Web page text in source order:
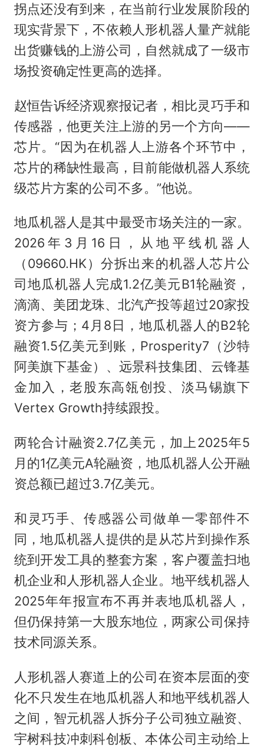
拐点还没有到来，在当前行业发展阶段的
现实背景下，不依赖人形机器人量产就能
出货赚钱的上游公司，自然就成了一级市
场投资确定性更高的选择。
赵恒告诉经济观察报记者，相比灵巧手和
传感器，他更关注上游的另一个方向——
芯片。“因为在机器人上游各个环节中，
芯片的稀缺性最高，目前能做机器人系统
级芯片方案的公司不多。”他说。
地瓜机器人是其中最受市场关注的一家。
2026年3月16日，从地平线机器人
（09660.HK）分拆出来的机器人芯片公
司地瓜机器人完成1.2亿美元B1轮融资，
滴滴、美团龙珠、北汽产投等超过20家投
资方参与；4月8日，地瓜机器人的B2轮
融资1.5亿美元到账，Prosperity7（沙特
阿美旗下基金）、远景科技集团、云锋基
金加入，老股东高瓴创投、淡马锡旗下
Vertex Growth持续跟投。
两轮合计融资2.7亿美元，加上2025年5
月的1亿美元A轮融资，地瓜机器人公开融
资总额已超过3.7亿美元。
和灵巧手、传感器公司做单一零部件不
同，地瓜机器人提供的是从芯片到操作系
统到开发工具的整套方案，客户覆盖扫地
机企业和人形机器人企业。地平线机器人
2025年年报宣布不再并表地瓜机器人，
但仍保持第一大股东地位，两家公司保持
技术同源关系。
人形机器人赛道上的公司在资本层面的变
化不只发生在地瓜机器人和地平线机器人
之间，智元机器人拆分子公司独立融资、
宇树科技冲刺科创板、本体公司主动给上